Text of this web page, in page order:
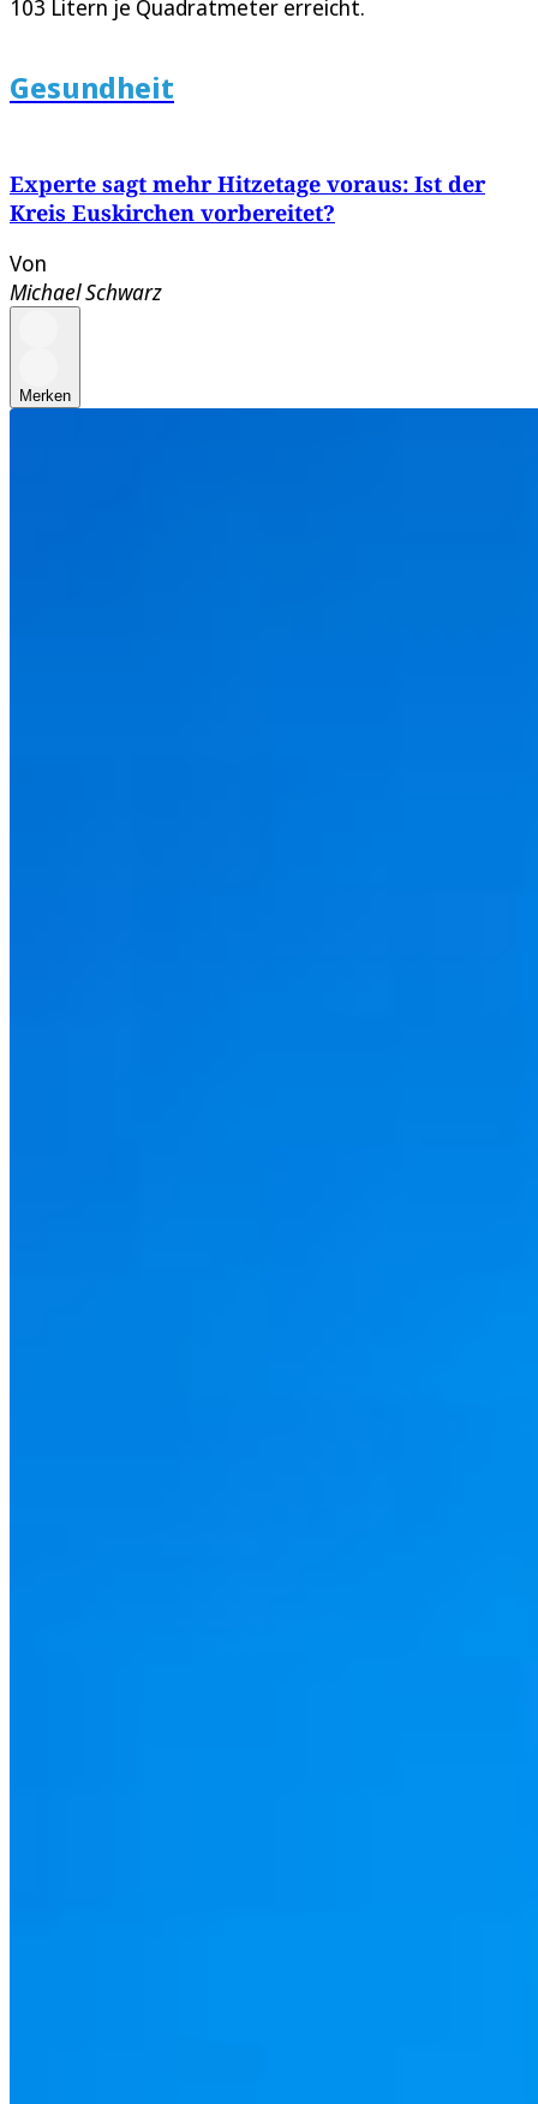
103 Litern je Quadratmeter erreicht.
Gesundheit
Experte sagt mehr Hitzetage voraus: Ist der
Kreis Euskirchen vorbereitet?
Von
Michael Schwarz
Merken